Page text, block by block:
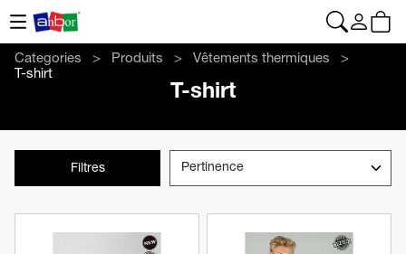
Categories Produits
Vêtements thermiques
T-shirt
T-shirt
Filtres